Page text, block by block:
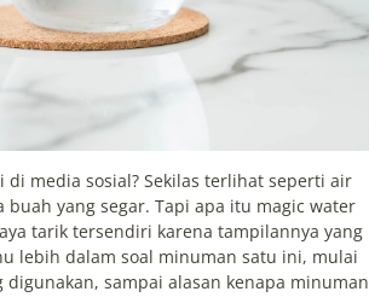
media sosial? Sekilas terlihat seperti air
yang segar. Tapi apa itu magic water
tarik tersendiri karena tampilannya yang
lebih dalam soal minuman satu ini, mulai
sampai alasan kenapa minuman